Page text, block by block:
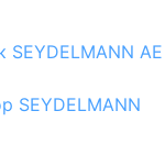
AE
SEYDELMANN